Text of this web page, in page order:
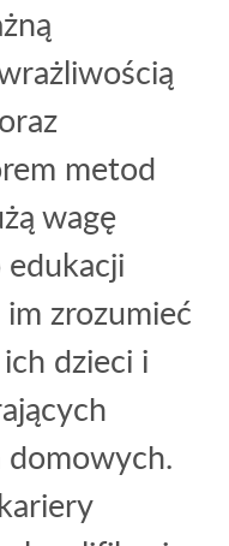
metod
wagę
edukacji
zrozumieć
dzieci i